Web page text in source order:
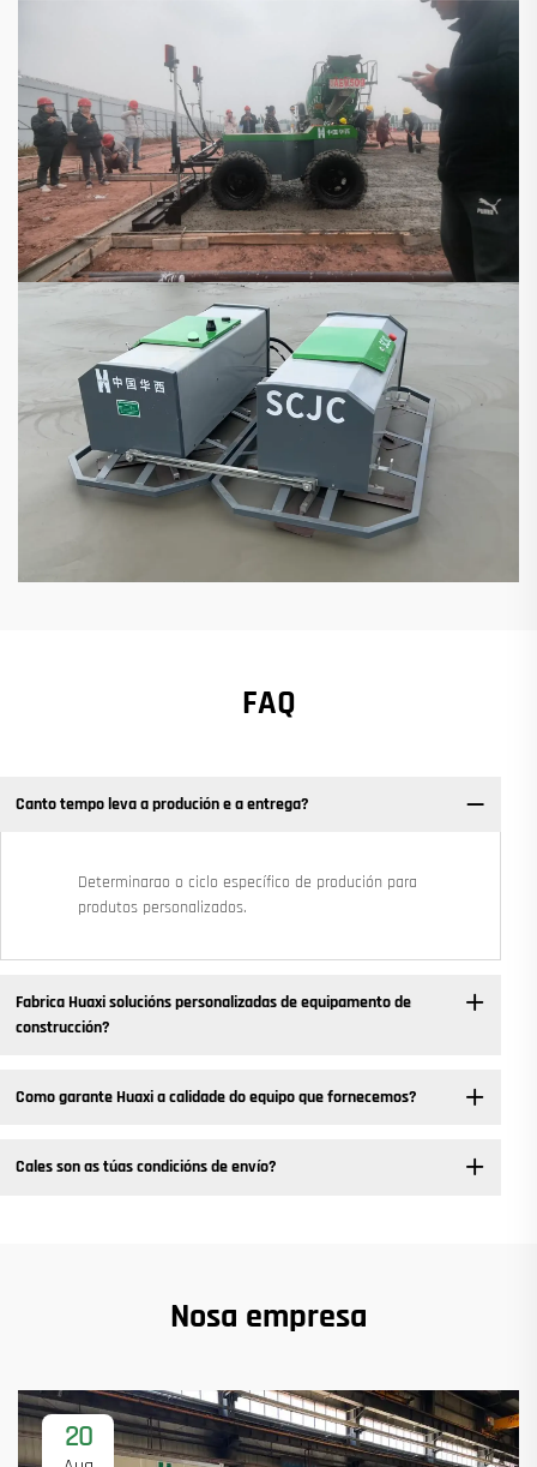
FAQ
Canto tempo leva a produción e a entrega?
Determinarao o ciclo específico de produción para
produtos personalizados.
Fabrica Huaxi solucións personalizadas de equipamento de
construcción?
Como garante Huaxi a calidade do equipo que fornecemos?
Cales son as túas condicións de envío?
Nosa empresa
20